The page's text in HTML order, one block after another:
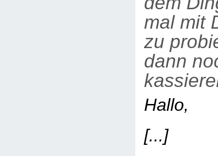
mal mit
zu
dann
Hallo,
[...]